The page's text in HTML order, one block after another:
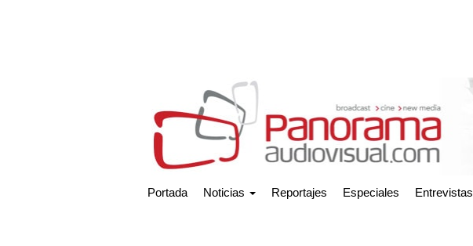
Portada Noticias Reportajes Especiales Entrevistas